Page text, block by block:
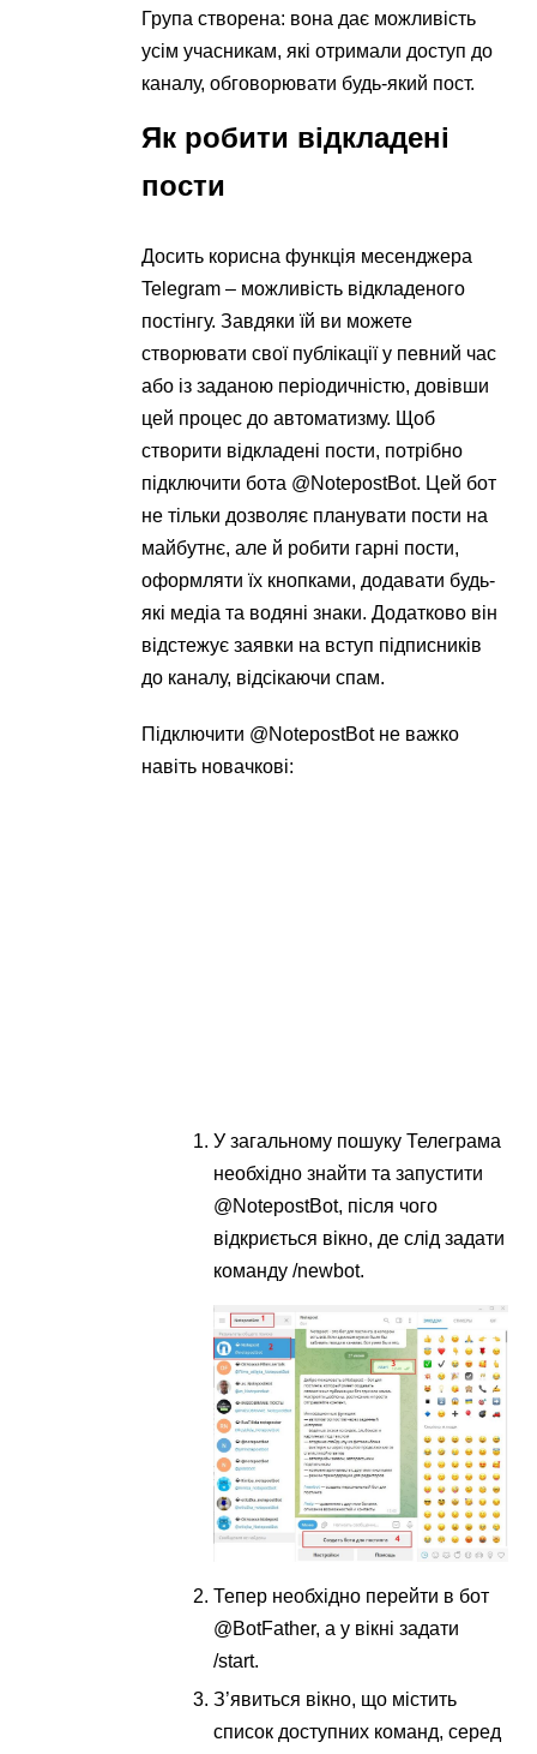
Група створена: вона дає можливість
усім учасникам, які отримали доступ до
каналу, обговорювати будь-який пост.
Як робити відкладені
пости
Досить корисна функція месенджера
Telegram – можливість відкладеного
постінгу. Завдяки їй ви можете
створювати свої публікації у певний час
або із заданою періодичністю, довівши
цей процес до автоматизму. Щоб
створити відкладені пости, потрібно
підключити бота @NotepostBot. Цей бот
не тільки дозволяє планувати пости на
майбутнє, але й робити гарні пости,
оформляти їх кнопками, додавати будь-
які медіа та водяні знаки. Додатково він
відстежує заявки на вступ підписників
до каналу, відсікаючи спам.
Підключити @NotepostBot не важко
навіть новачкові:
У загальному пошуку Телеграма
необхідно знайти та запустити
@NotepostBot, після чого
відкриється вікно, де слід задати
команду /newbot.
Тепер необхідно перейти в бот
@BotFather, а у вікні задати
/start.
З’явиться вікно, що містить
список доступних команд, серед